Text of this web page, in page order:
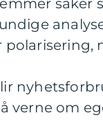
saker
polarisering,
verne om